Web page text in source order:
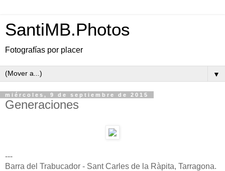
SantiMB.Photos
Fotografías por placer
▼
miércoles, 9 de septiembre de 2015
Generaciones
---
Barra del Trabucador - Sant Carles de la Ràpita, Tarragona.